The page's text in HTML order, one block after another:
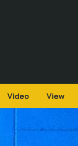
Video View